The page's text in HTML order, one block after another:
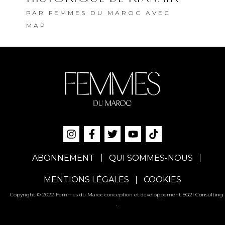
PAR FEMMES DU MAROC AVEC
MAP
ABONNEMENT QUI SOMMES-NOUS
MENTIONS LÉGALES COOKIES
Copyright © 2022 Femmes du Maroc conception et développement SG2I Consulting